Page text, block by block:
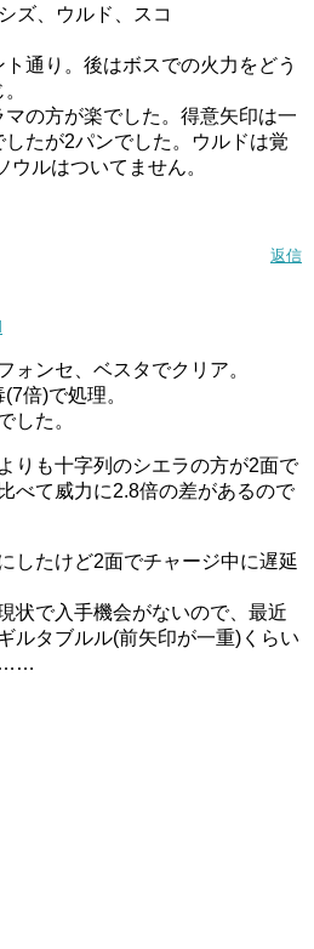
ズ、ウルド、スコ
通り。後はボスでの火力をどう
の方が楽でした。得意矢印は一
たが2パンでした。ウルドは覚
ルはついてません。
返信
ォンセ、ベスタでクリア。
倍)で処理。
した。
りも十字列のシエラの方が2面で
べて威力に2.8倍の差があるので
したけど2面でチャージ中に遅延
状で入手機会がないので、最近
ルタブルル(前矢印が一重)くらい
……